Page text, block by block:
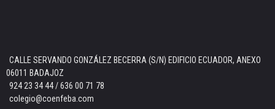
CALLE SERVANDO GONZÁLEZ BECERRA (S/N) EDIFICIO ECUADOR, ANEXO
06011 BADAJOZ
924 23 34 44 / 636 00 71 78
colegio@coenfeba.com